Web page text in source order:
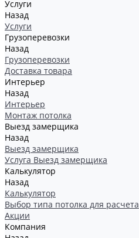
Услуги
Назад
Услуги
Грузоперевозки
Назад
Грузоперевозки
Доставка товара
Интерьер
Назад
Интерьер
Монтаж потолка
Выезд замерщика
Назад
Выезд замерщика
Услуга Выезд замерщика
Калькулятор
Назад
Калькулятор
Выбор типа потолка для расчета
Акции
Компания